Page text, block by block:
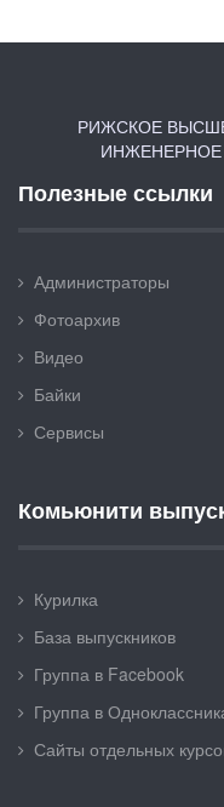
РИЖСКОЕ
ИНЖЕНЕРНОЕ
Полезные ссылки
Администраторы
Фотоархив
Видео
Байки
Сервисы
Комьюнити
Курилка
База выпускников
Группа в Facebook
Группа в
Сайты отдельных